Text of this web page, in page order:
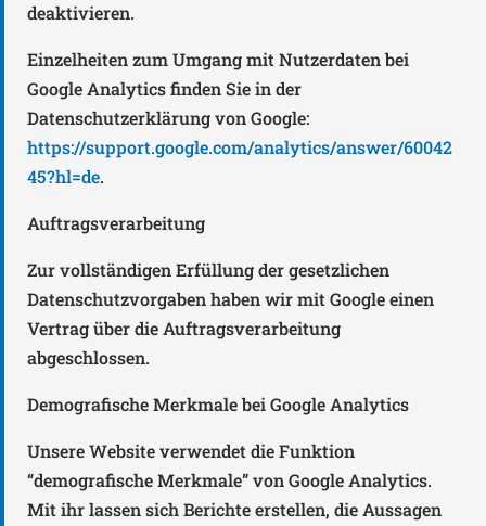
deaktivieren.
Einzelheiten zum Umgang mit Nutzerdaten bei
Google Analytics finden Sie in der
Datenschutzerklärung von Google:
https://support.google.com/analytics/answer/60042
45?hl=de.
Auftragsverarbeitung
Zur vollständigen Erfüllung der gesetzlichen
Datenschutzvorgaben haben wir mit Google einen
Vertrag über die Auftragsverarbeitung
abgeschlossen.
Demografische Merkmale bei Google Analytics
Unsere Website verwendet die Funktion
“demografische Merkmale” von Google Analytics.
Mit ihr lassen sich Berichte erstellen, die Aussagen